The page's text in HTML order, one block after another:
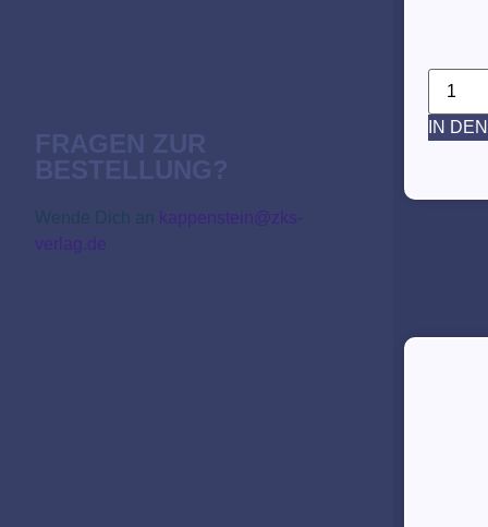
FRAGEN ZUR
BESTELLUNG?
Wende Dich an
kappenstein@zks-
verlag.de
IN